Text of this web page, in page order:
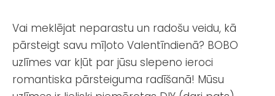
Vai meklējat neparastu un radošu veidu, kā
pārsteigt savu mīļoto Valentīndienā? BOBO
uzlīmes var kļūt par jūsu slepeno ieroci
romantiska pārsteiguma radīšanā! Mūsu